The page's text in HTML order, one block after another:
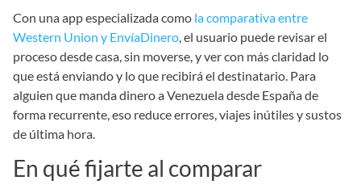
Con una app especializada como la comparativa entre
Western Union y EnvíaDinero , el usuario puede revisar el
proceso desde casa, sin moverse, y ver con más claridad lo
que está enviando y lo que recibirá el destinatario. Para
alguien que manda dinero a Venezuela desde España de
forma recurrente, eso reduce errores, viajes inútiles y sustos
de última hora.
En qué fijarte al comparar